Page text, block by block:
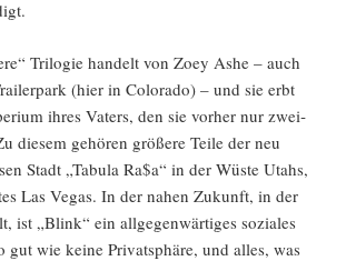
Tri­lo­gie han­delt von Zoey Ashe – auch
(hier in Colo­ra­do) – und sie erbt
ihres Vaters, den sie vor­her nur zwei­
die­sem gehö­ren grö­ße­re Tei­le der neu
Stadt „Tabu­la Ra$a“ in der Wüs­te Utahs,
Las Vegas. In der nahen Zukunft, in der
ist „Blink“ ein all­ge­gen­wär­ti­ges sozia­les
gut wie kei­ne Pri­vat­sphä­re, und alles, was